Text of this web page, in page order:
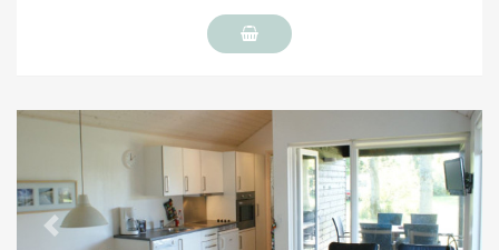
Previous Next